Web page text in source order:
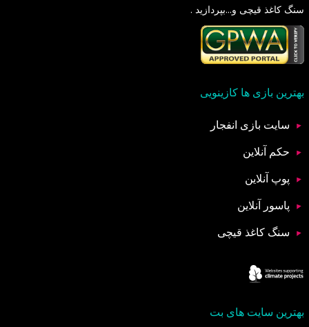
سنگ کاغذ قیچی و...بپردازید .
بهترین بازی ها کازینویی
سایت بازی انفجار
حکم آنلاین
پوپ آنلاین
پاسور آنلاین
سنگ کاغذ قیچی
بهترین سایت های بت